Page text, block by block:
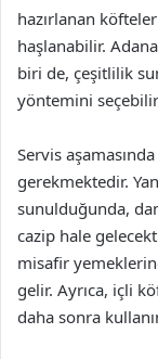
hazırlanan
haşlanabilir.
biri de, çeşitlilik
yöntemini
Servis
gerekmektedir.
sunulduğunda,
cazip hale
misafir
gelir. Ayrıca, içli
daha sonra